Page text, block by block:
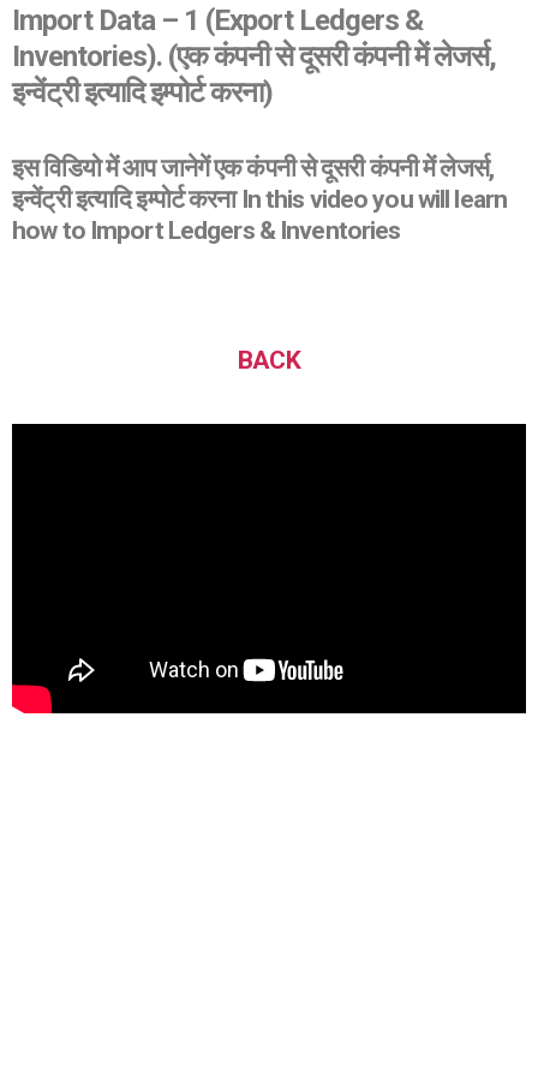
Import Data – 1 (Export Ledgers &
Inventories). (एक कंपनी से दूसरी कंपनी में लेजर्स,
इन्वेंट्री इत्यादि इम्पोर्ट करना)
इस विडियो में आप जानेगें एक कंपनी से दूसरी कंपनी में लेजर्स,
इन्वेंट्री इत्यादि इम्पोर्ट करना In this video you will learn
how to Import Ledgers & Inventories
BACK